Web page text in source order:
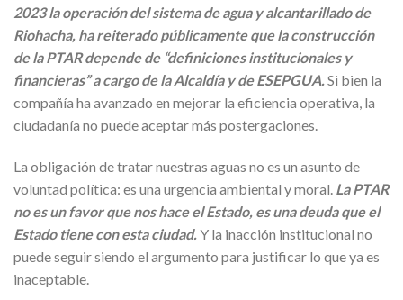
2023 la operación del sistema de agua y alcantarillado de
Riohacha, ha reiterado públicamente que la construcción
de la PTAR depende de “definiciones institucionales y
financieras” a cargo de la Alcaldía y de ESEPGUA.Si bien la
compañía ha avanzado en mejorar la eficiencia operativa, la
ciudadanía no puede aceptar más postergaciones.
La obligación de tratar nuestras aguas no es un asunto de
voluntad política: es una urgencia ambiental y moral. La PTAR
no es un favor que nos hace el Estado, es una deuda que el
Estado tiene con esta ciudad.Y la inacción institucional no
puede seguir siendo el argumento para justificar lo que ya es
inaceptable.